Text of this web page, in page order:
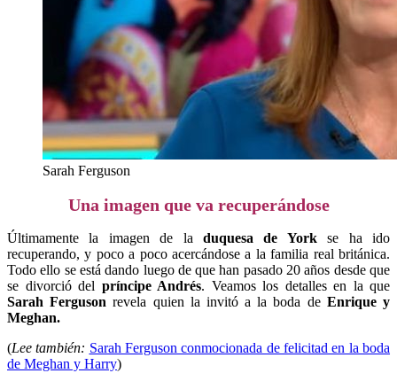
Sarah Ferguson
Una imagen que va recuperándose
Últimamente la imagen de la duquesa de Yorkse ha ido
recuperando, y poco a poco acercándose a la familia real británica.
Todo ello se está dando luego de que han pasado 20 años desde que
se divorció del príncipe Andrés. Veamos los detalles en la que
Sarah Fergusonrevela quien la invitó a la boda de Enrique y
Meghan.
(Lee también: Sarah Ferguson conmocionada de felicitad en la boda
de Meghan y Harry)